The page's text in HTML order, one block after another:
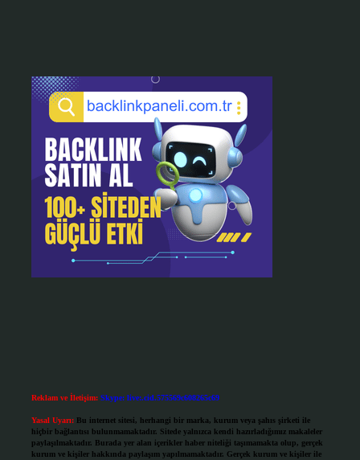
Reklam ve İletişim: Skype: live:.cid.575569c608265c69
Yasal Uyarı: Bu internet sitesi, herhangi bir marka, kurum veya şahıs şirketi ile
hiçbir bağlantısı bulunmamaktadır. Sitede yalnızca kendi hazırladığımız makaleler
paylaşılmaktadır. Burada yer alan içerikler haber niteliği taşımamakta olup, gerçek
kurum ve kişiler hakkında paylaşım yapılmamaktadır. Gerçek kurum ve kişiler ile